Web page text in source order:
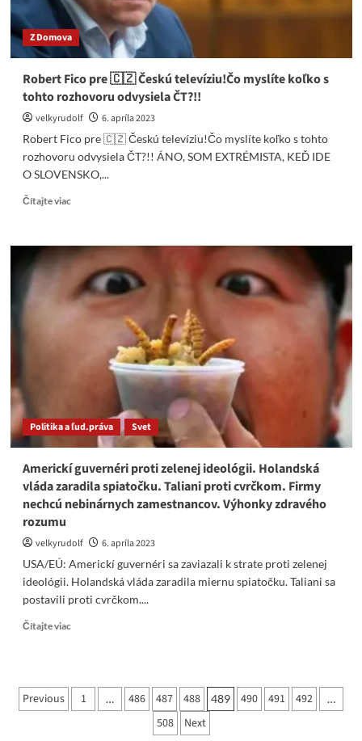
Z Domova
Robert Fico pre 🇨🇿 Českú televíziu!Čo myslíte koľko s
tohto rozhovoru odvysiela ČT?!!
velkyrudolf
6. apríla 2023
Robert Fico pre 🇨🇿 Českú televíziu!Čo myslíte koľko s tohto
rozhovoru odvysiela ČT?!! ÁNO, SOM EXTRÉMISTA, KEĎ IDE
O SLOVENSKO,...
Čítajte viacRead
Robert
Fico
pre
🇨🇿
Českú
televíziu!
rozhovoru
odvysiela
Politika a ľud.práva Svet
Americkí guvernéri proti zelenej ideológii. Holandská
vláda zaradila spiatočku. Taliani proti cvrčkom. Firmy
nechcú nebinárnych zamestnancov. Výhonky zdravého
rozumu
velkyrudolf
6. apríla 2023
USA/EÚ: Americkí guvernéri sa zaviazali k strate proti zelenej
ideológii. Holandská vláda zaradila miernu spiatočku. Taliani sa
postavili proti cvrčkom....
Čítajte viacRead
guvernéri
proti
Stránkovanie
Previous 1 … 486 487 488 489 490 491 492 …
508 Next